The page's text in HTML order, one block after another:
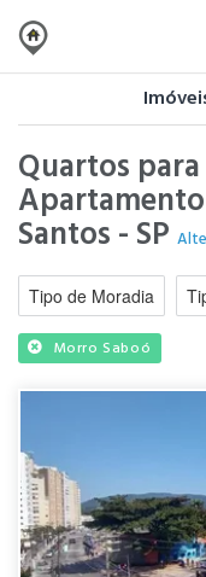
Quartos
Santos - SP
Tipo de Moradia
Morro Saboó